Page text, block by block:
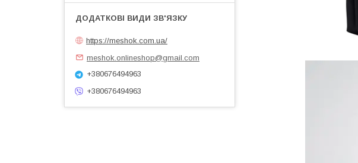
https://meshok.com.ua/
meshok.onlineshop@gmail.com
+380676494963
+380676494963